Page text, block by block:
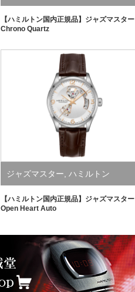
【ハミルトン国内正規品】ジャズマスター
Chrono Quartz
ジャズマスター ハミルトン
【ハミルトン国内正規品】ジャズマスター
Open Heart Auto